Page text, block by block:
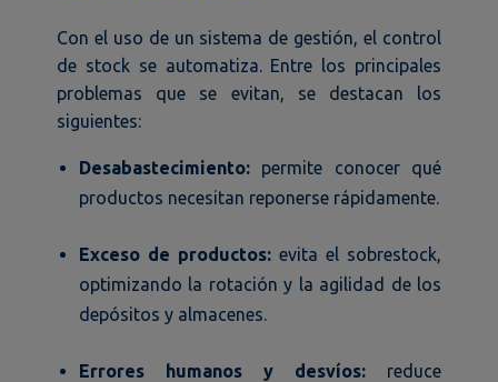
Con el uso de un sistema de gestión, el control
de stock se automatiza. Entre los principales
problemas que se evitan, se destacan los
siguientes:
Desabastecimiento: permite conocer qué
productos necesitan reponerse rápidamente.
Exceso de productos: evita el sobrestock,
optimizando la rotación y la agilidad de los
depósitos y almacenes.
Errores humanos y desvíos: reduce